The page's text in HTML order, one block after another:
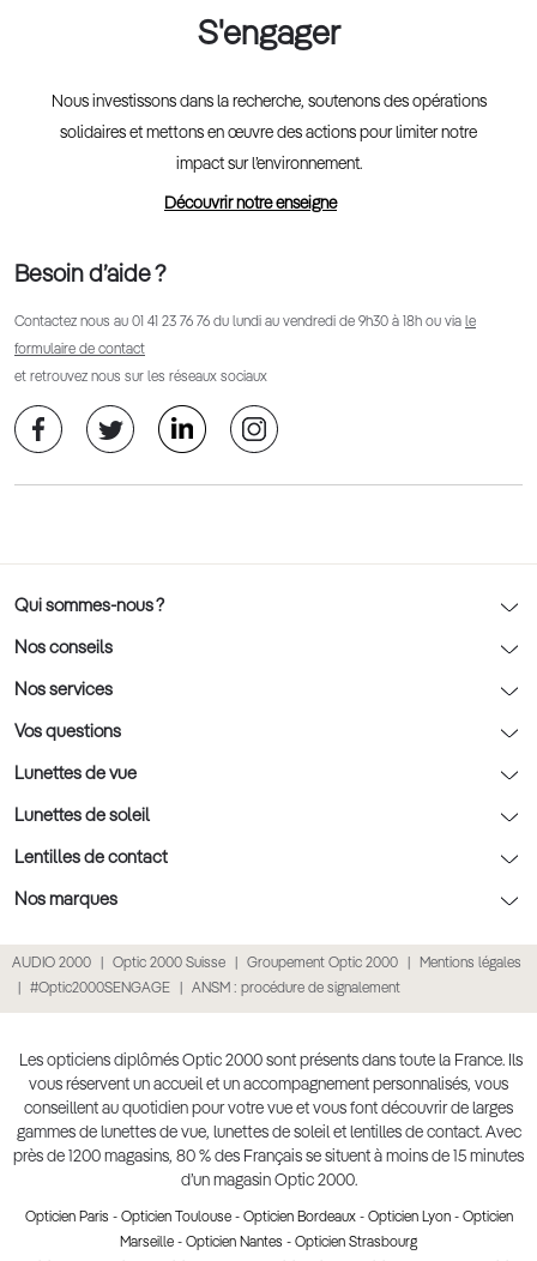
S'engager
Nous investissons dans la recherche, soutenons des opérations
solidaires et mettons en œuvre des actions pour limiter notre
impact sur l’environnement.
Découvrir notre enseigne
Besoin d’aide ?
Contactez nous au 01 41 23 76 76 du lundi au vendredi de 9h30 à 18h ou via le
formulaire de contact
et retrouvez nous sur les réseaux sociaux
Qui sommes-nous ?
Notre charte déontologique
AFNOR Certification
Rendez-vous prévision
Nos conseils
Nos conseils lunettes
Nos conseils lentilles
Nos conseils enfants
Nos conseils santé visuelle
Tout savoir sur nos verres
Nos services
Optic 2000 à domicile
Le contrôle de la vue chez votre opticien
L'entretien de votre équipement
La prise de rendez-vous en ligne
Point expert basse vision
Click & collect : Livraison gratuite en magasin
Accessibilité
Vos questions
Politique cookies
Conditions des offres
Politique de confidentialité des données
Retours et remboursements
Lunettes de vue
Lunettes de vue
Lunettes de vue homme
Lunettes de vue femme
Lunettes de vue Ray-Ban
Lunettes de vue Gucci
Lunettes de vue Chloé
Lunettes de vue Burberry
Lunettes de soleil
Lunettes de soleil
Lunettes de soleil homme
Lunettes de soleil enfant
Lunettes de soleil Ray-Ban
Lunettes de soleil Prada
Lunettes de soleil Gucci
Soldes Ete 2025
Lentilles de contact
Lentilles de contact
Lentille de nuit
Lentilles journalières
Produit lentilles
Nos marques
Lunettes Prada
Lunettes Guess
Lunettes Chloé
Lunettes Versace
AUDIO 2000 Optic 2000 Suisse Groupement Optic 2000
Mentions légales
#Optic2000SENGAGE
ANSM : procédure de signalement
Les opticiens diplômés Optic 2000 sont présents dans toute la France. Ils
vous réservent un accueil et un accompagnement personnalisés, vous
conseillent au quotidien pour votre vue et vous font découvrir de larges
gammes de lunettes de vue, lunettes de soleil et lentilles de contact. Avec
près de 1200 magasins, 80 % des Français se situent à moins de 15 minutes
d’un magasin Optic 2000.
Opticien Paris - Opticien Toulouse- Opticien Bordeaux- Opticien Lyon- Opticien
Marseille - Opticien Nantes - Opticien Strasbourg